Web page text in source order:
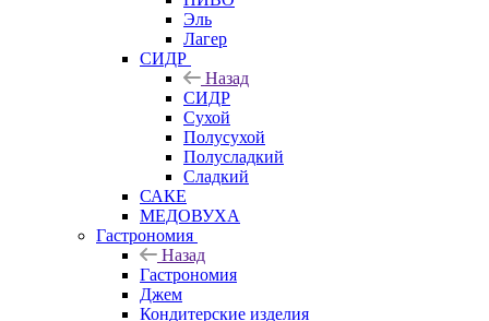
Эль
Лагер
СИДР
Назад
СИДР
Сухой
Полусухой
Полусладкий
Сладкий
САКЕ
МЕДОВУХА
Гастрономия
Назад
Гастрономия
Джем
Кондитерские изделия